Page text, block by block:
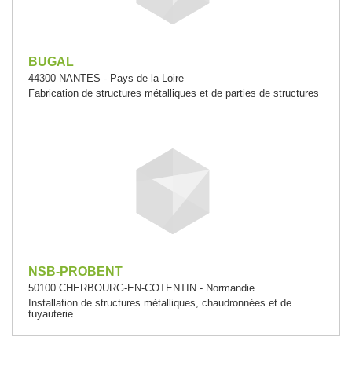
BUGAL
44300 NANTES - Pays de la Loire
Fabrication de structures métalliques et de parties de structures
NSB-PROBENT
50100 CHERBOURG-EN-COTENTIN - Normandie
Installation de structures métalliques, chaudronnées et de
tuyauterie